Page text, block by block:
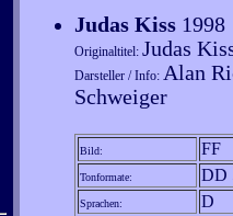
Judas Kiss 1998
Originaltitel: Judas
Darsteller / Info: Alan
Schweiger
Bild: FF
Tonformate: DD
Sprachen: D